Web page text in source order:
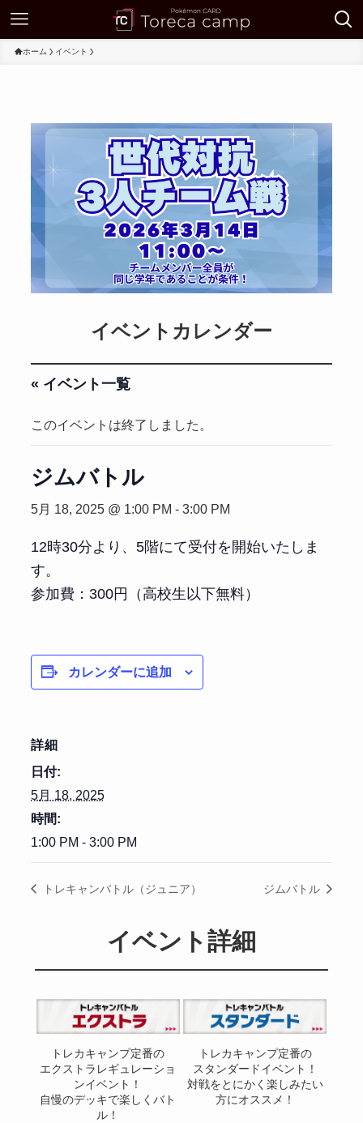
ホーム イベント
イベントカレンダー
« イベント一覧
このイベントは終了しました。
ジムバトル
5月 18, 2025 @ 1:00 PM - 3:00 PM
12時30分より、5階にて受付を開始いたしま
す。
参加費：300円（高校生以下無料）
カレンダーに追加
詳細
日付:
5月 18, 2025
時間:
1:00 PM - 3:00 PM
トレキャンバトル（ジュニア） ジムバトル
イベント詳細
トレカキャンプ定番の
エクストラレギュレーショ
ンイベント！
自慢のデッキで楽しくバト
ル！
トレカキャンプ定番の
スタンダードイベント！
対戦をとにかく楽しみたい
方にオススメ！